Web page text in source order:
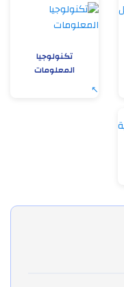
تكنولوجيا
المعلومات